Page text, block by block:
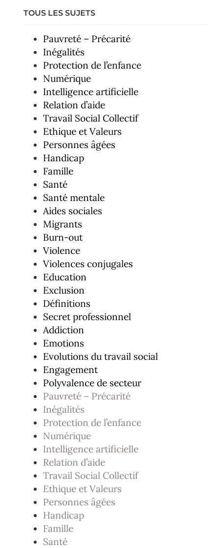
TOUS LES SUJETS
Pauvreté – Précarité
Inégalités
Protection de l’enfance
Numérique
Intelligence artificielle
Relation d’aide
Travail Social Collectif
Ethique et Valeurs
Personnes âgées
Handicap
Famille
Santé
Santé mentale
Aides sociales
Migrants
Burn-out
Violence
Violences conjugales
Education
Exclusion
Définitions
Secret professionnel
Addiction
Emotions
Evolutions du travail social
Engagement
Polyvalence de secteur
Pauvreté – Précarité
Inégalités
Protection de l’enfance
Numérique
Intelligence artificielle
Relation d’aide
Travail Social Collectif
Ethique et Valeurs
Personnes âgées
Handicap
Famille
Santé